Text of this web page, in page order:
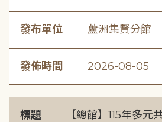
發布單位 蘆洲集賢分館
發佈時間 2026-08-05
標題
【總館】115年多